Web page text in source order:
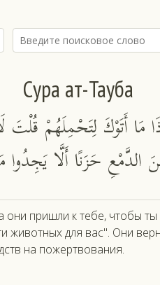
Сура ат-Тауба
مَا أَتَوْكَ لِتَحْمِلَهُمْ
حَزَنًا أَلَّا يَجِدُوا
они пришли к тебе, чтобы
животных для вас". Они
на пожертвования.